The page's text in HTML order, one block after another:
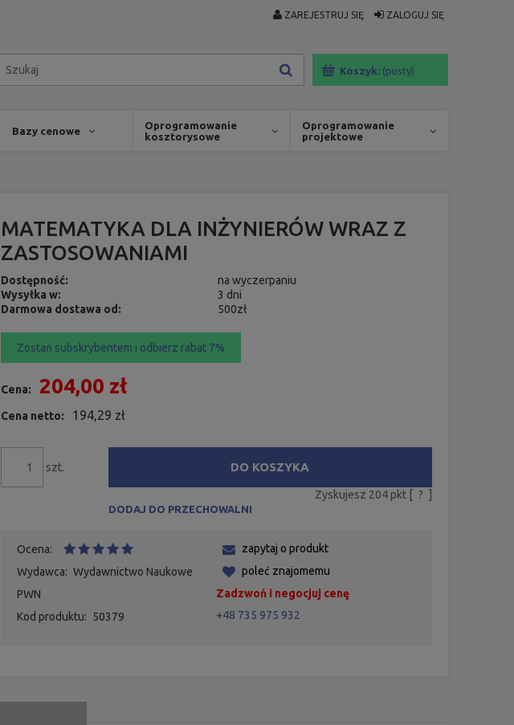
ZAREJESTRUJ SIĘ ZALOGUJ SIĘ
Koszyk: (pusty)
Bazy cenowe
Oprogramowanie
kosztorysowe
Oprogramowanie
projektowe
MATEMATYKA DLA INŻYNIERÓW WRAZ Z
ZASTOSOWANIAMI
Dostępność:
na wyczerpaniu
Wysyłka w:
3 dni
Darmowa dostawa od:
500zł
Zostań subskrybentem i odbierz rabat 7%
Cena: 204,00 zł
Cena netto: 194,29 zł
szt. DO KOSZYKA
Zyskujesz 204pkt [ ?
DODAJ DO PRZECHOWALNI
Ocena:
Wydawca: Wydawnictwo Naukowe
PWN
Kod produktu: 50379
zapytaj o produkt
poleć znajomemu
Zadzwoń i negocjuj cenę
+48 735 975 932